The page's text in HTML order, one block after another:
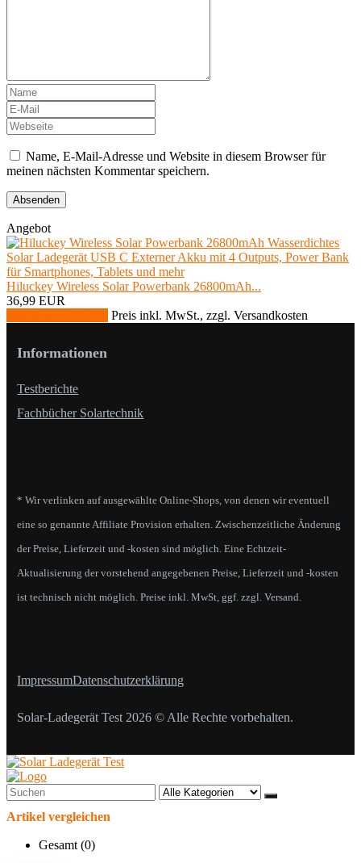
Name, E-Mail-Adresse und Website in diesem Browser für
meinen nächsten Kommentar speichern.
Angebot
Hiluckey Wireless Solar Powerbank 26800mAh...
36,99 EUR
Preis inkl. MwSt., zzgl. Versandkosten
Informationen
Testberichte
Fachbücher Solartechnik
* Wir verlinken auf ausgewählte Online-Shops, von denen wir eventuell
eine so genannte Affiliate Provision erhalten. Zwischenzeitliche Änderung
der Preise, Lieferzeit und -kosten sind möglich. Eine Echtzeit-
Aktualisierung der vorstehend angegebenen Preise, Lieferzeit und -kosten
ist technisch nicht möglich. Preise inkl. MwSt, ggf. zzgl. Versand.
ImpressumDatenschutzerklärung
Solar-Ladegerät Test 2026 © Alle Rechte vorbehalten.
Search
for:
Artikel vergleichen
Gesamt (0)